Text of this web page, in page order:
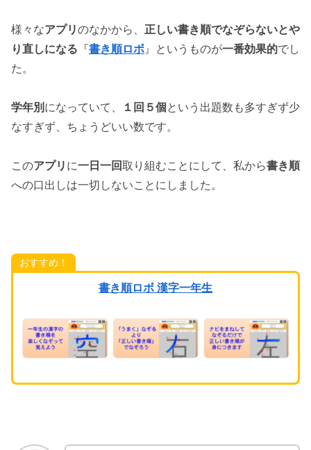
様々なアプリのなかから、 正しい書き順でなぞらないとや
り直しになる 『書き順ロボ 』というものが一番効果的でし
た。
学年別になっていて、 １回５個という出題数も多すぎず少
なすぎず、ちょうどいい数です。
このアプリ に一日一回取り組むことにして、私から書き順
への口出しは一切しないことにしました。
おすすめ！
書き順ロボ 漢字一年生